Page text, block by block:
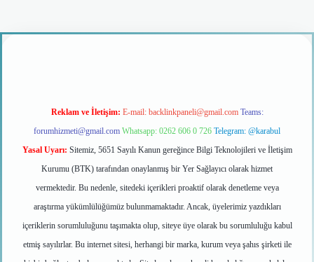
Reklam ve İletişim: E-mail: backlinkpaneli@gmail.com Teams:
forumhizmeti@gmail.com Whatsapp: 0262 606 0 726 Telegram: @karabul
Yasal Uyarı: Sitemiz, 5651 Sayılı Kanun gereğince Bilgi Teknolojileri ve İletişim
Kurumu (BTK) tarafından onaylanmış bir Yer Sağlayıcı olarak hizmet
vermektedir. Bu nedenle, sitedeki içerikleri proaktif olarak denetleme veya
araştırma yükümlülüğümüz bulunmamaktadır. Ancak, üyelerimiz yazdıkları
içeriklerin sorumluluğunu taşımakta olup, siteye üye olarak bu sorumluluğu kabul
etmiş sayılırlar. Bu internet sitesi, herhangi bir marka, kurum veya şahıs şirketi ile